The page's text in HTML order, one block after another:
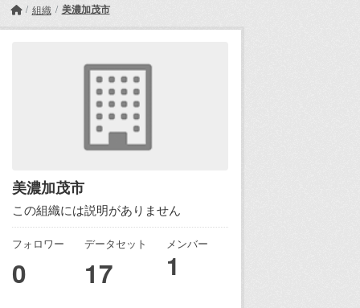
組織 美濃加茂市
美濃加茂市
この組織には説明がありません
フォロワー
0
データセット
17
メンバー
1